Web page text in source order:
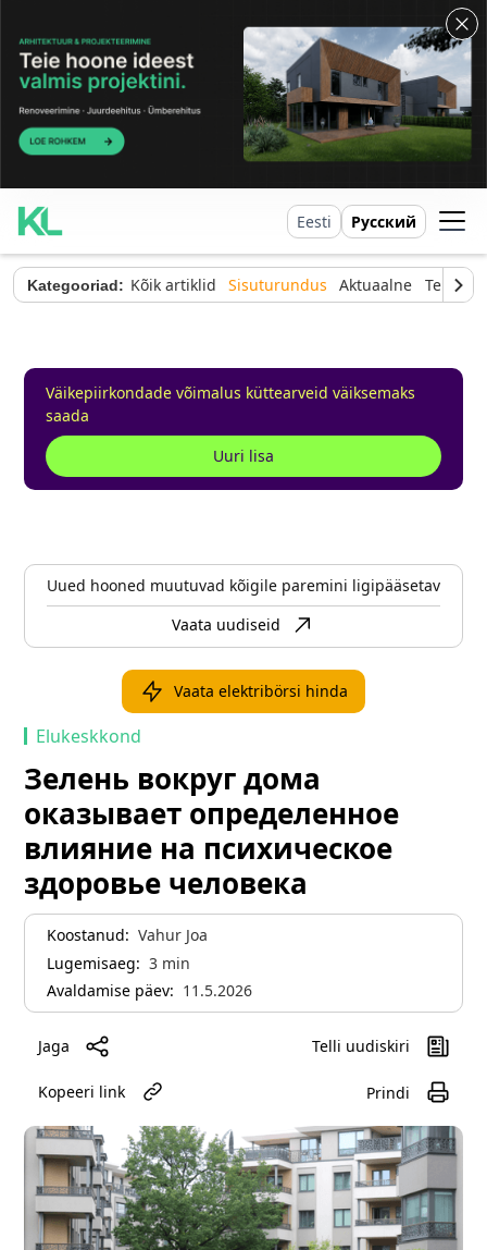
Eesti Русский
Kategooriad: Kõik artiklid Sisuturundus Aktuaalne
Väikepiirkondade võimalus küttearveid väiksemaks
saada
Uuri lisa
Uued hooned muutuvad kõigile paremini ligipääsetavaks
Vaata uudiseid
Vaata elektribörsi hinda
Elukeskkond
Зелень вокруг дома
оказывает определенное
влияние на психическое
здоровье человека
Koostanud: Vahur Joa
Lugemisaeg: 3 min
Avaldamise päev: 11.5.2026
Jaga Telli uudiskiri
Prindi
Kopeeri link